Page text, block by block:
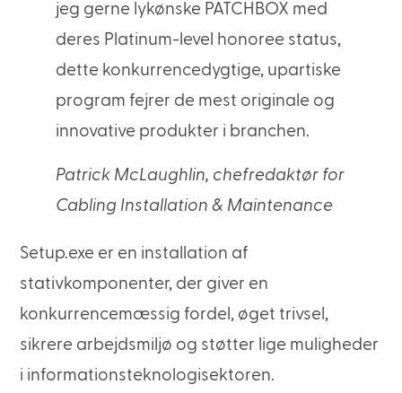
jeg gerne lykønske PATCHBOX med
deres Platinum-level honoree status,
dette konkurrencedygtige, upartiske
program fejrer de mest originale og
innovative produkter i branchen.
Patrick McLaughlin, chefredaktør for
Cabling Installation & Maintenance
Setup.exe er en installation af
stativkomponenter, der giver en
konkurrencemæssig fordel, øget trivsel,
sikrere arbejdsmiljø og støtter lige muligheder
i informationsteknologisektoren.